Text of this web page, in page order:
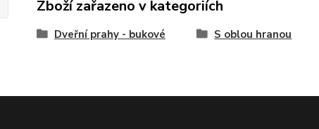
Zboží zařazeno v kategoriích
Dveřní prahy - bukové S oblou hranou